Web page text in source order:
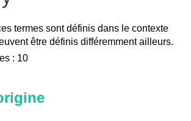
termes sont définis dans le contexte
être définis différemment ailleurs.
: 10